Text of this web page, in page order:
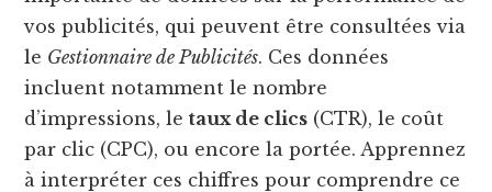
vos publicités, qui peuvent être consultées via
le Gestionnaire de Publicités. Ces données
incluent notamment le nombre
d’impressions, le taux de clics (CTR), le coût
par clic (CPC), ou encore la portée. Apprennez
à interpréter ces chiffres pour comprendre ce